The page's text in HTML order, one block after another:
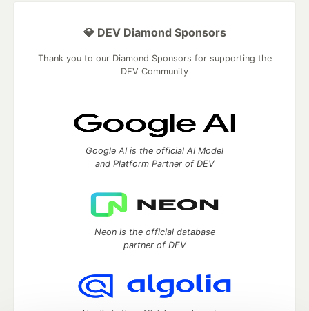
💎 DEV Diamond Sponsors
Thank you to our Diamond Sponsors for supporting the
DEV Community
Google AI is the official AI Model
and Platform Partner of DEV
Neon is the official database
partner of DEV